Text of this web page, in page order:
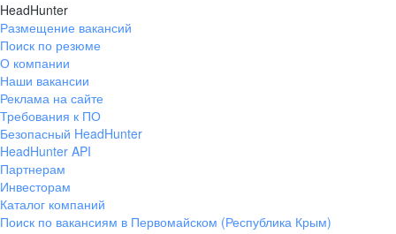
HeadHunter
Размещение вакансий
Поиск по резюме
О компании
Наши вакансии
Реклама на сайте
Требования к ПО
Безопасный HeadHunter
HeadHunter API
Партнерам
Инвесторам
Каталог компаний
Поиск по вакансиям в Первомайском (Республика Крым)